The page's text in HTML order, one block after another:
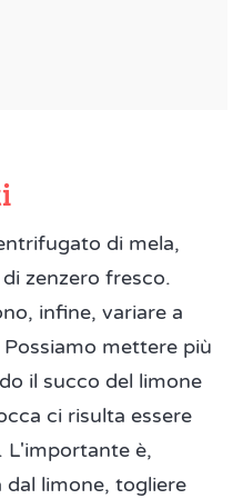
di mela,
zenzero fresco.
infine, variare a
mettere più
il succo del limone
ci risulta essere
L'importante è,
limone, togliere